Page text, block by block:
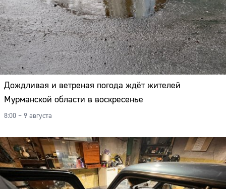
Дождливая и ветреная погода ждёт жителей
Мурманской области в воскресенье
8:00 – 9 августа